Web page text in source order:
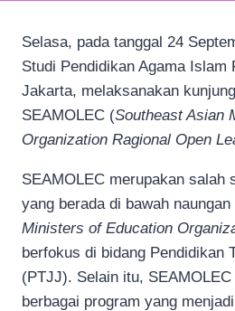
Selasa, pada tanggal 24
Studi Pendidikan Agama Islam
Jakarta, melaksanakan
SEAMOLEC (Southeast Asian
Organization Ragional Open
SEAMOLEC merupakan salah
yang berada di bawah naungan
Ministers of Education
berfokus di bidang Pendidikan
(PTJJ). Selain itu,
berbagai program yang menjadi